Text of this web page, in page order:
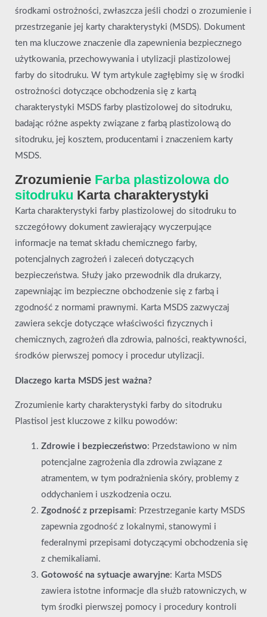
środkami ostrożności, zwłaszcza jeśli chodzi o zrozumienie i
przestrzeganie jej karty charakterystyki (MSDS). Dokument
ten ma kluczowe znaczenie dla zapewnienia bezpiecznego
użytkowania, przechowywania i utylizacji plastizolowej
farby do sitodruku. W tym artykule zagłębimy się w środki
ostrożności dotyczące obchodzenia się z kartą
charakterystyki MSDS farby plastizolowej do sitodruku,
badając różne aspekty związane z farbą plastizolową do
sitodruku, jej kosztem, producentami i znaczeniem karty
MSDS.
Zrozumienie Farba plastizolowa do
sitodruku Karta charakterystyki
Karta charakterystyki farby plastizolowej do sitodruku to
szczegółowy dokument zawierający wyczerpujące
informacje na temat składu chemicznego farby,
potencjalnych zagrożeń i zaleceń dotyczących
bezpieczeństwa. Służy jako przewodnik dla drukarzy,
zapewniając im bezpieczne obchodzenie się z farbą i
zgodność z normami prawnymi. Karta MSDS zazwyczaj
zawiera sekcje dotyczące właściwości fizycznych i
chemicznych, zagrożeń dla zdrowia, palności, reaktywności,
środków pierwszej pomocy i procedur utylizacji.
Dlaczego karta MSDS jest ważna?
Zrozumienie karty charakterystyki farby do sitodruku
Plastisol jest kluczowe z kilku powodów:
Zdrowie i bezpieczeństwo: Przedstawiono w nim
potencjalne zagrożenia dla zdrowia związane z
atramentem, w tym podrażnienia skóry, problemy z
oddychaniem i uszkodzenia oczu.
Zgodność z przepisami: Przestrzeganie karty MSDS
zapewnia zgodność z lokalnymi, stanowymi i
federalnymi przepisami dotyczącymi obchodzenia się
z chemikaliami.
Gotowość na sytuacje awaryjne: Karta MSDS
zawiera istotne informacje dla służb ratowniczych, w
tym środki pierwszej pomocy i procedury kontroli